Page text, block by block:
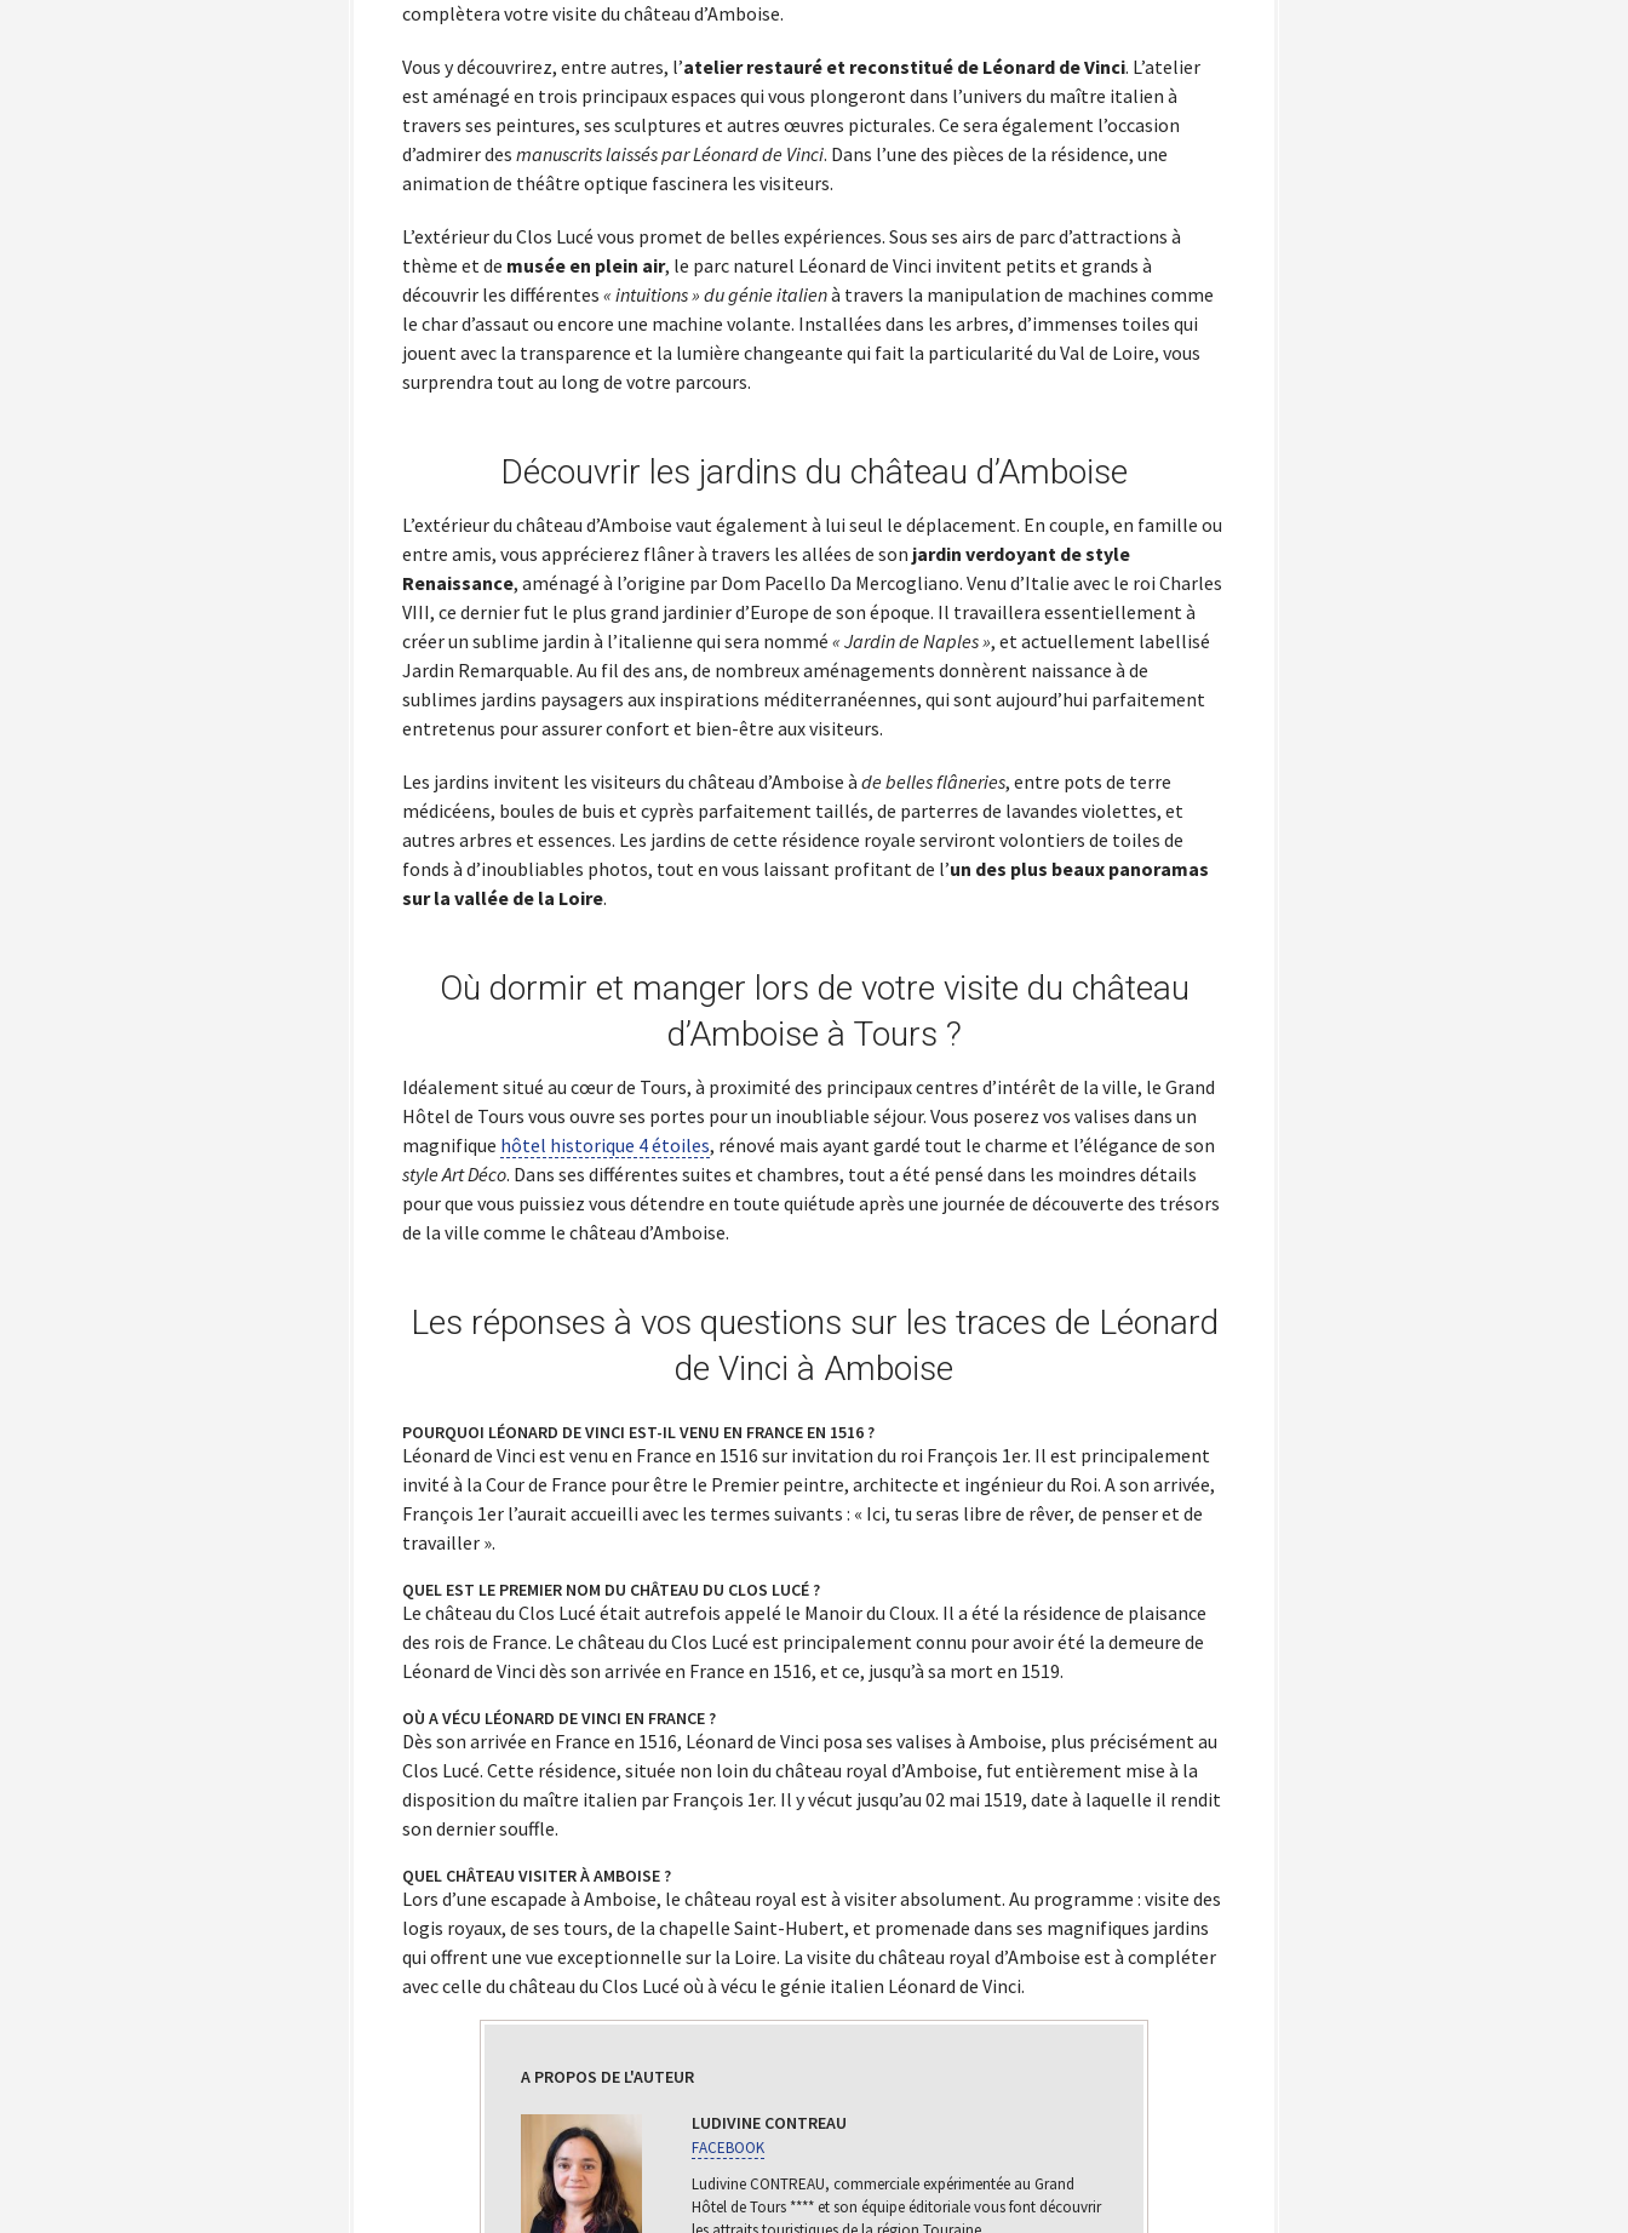
complètera votre visite du château d’Amboise.
Vous y découvrirez, entre autres, l’atelier restauré et reconstitué de Léonard de Vinci. L’atelier
est aménagé en trois principaux espaces qui vous plongeront dans l’univers du maître italien à
travers ses peintures, ses sculptures et autres œuvres picturales. Ce sera également l’occasion
d’admirer des manuscrits laissés par Léonard de Vinci. Dans l’une des pièces de la résidence, une
animation de théâtre optique fascinera les visiteurs.
L’extérieur du Clos Lucé vous promet de belles expériences. Sous ses airs de parc d’attractions à
thème et de musée en plein air, le parc naturel Léonard de Vinci invitent petits et grands à
découvrir les différentes « intuitions » du génie italienà travers la manipulation de machines comme
le char d’assaut ou encore une machine volante. Installées dans les arbres, d’immenses toiles qui
jouent avec la transparence et la lumière changeante qui fait la particularité du Val de Loire, vous
surprendra tout au long de votre parcours.
Découvrir les jardins du château d’Amboise
L’extérieur du château d’Amboise vaut également à lui seul le déplacement. En couple, en famille ou
entre amis, vous apprécierez flâner à travers les allées de son jardin verdoyant de style
Renaissance, aménagé à l’origine par Dom Pacello Da Mercogliano. Venu d’Italie avec le roi Charles
VIII, ce dernier fut le plus grand jardinier d’Europe de son époque. Il travaillera essentiellement à
créer un sublime jardin à l’italienne qui sera nommé « Jardin de Naples », et actuellement labellisé
Jardin Remarquable. Au fil des ans, de nombreux aménagements donnèrent naissance à de
sublimes jardins paysagers aux inspirations méditerranéennes, qui sont aujourd’hui parfaitement
entretenus pour assurer confort et bien-être aux visiteurs.
Les jardins invitent les visiteurs du château d’Amboise à de belles flâneries, entre pots de terre
médicéens, boules de buis et cyprès parfaitement taillés, de parterres de lavandes violettes, et
autres arbres et essences. Les jardins de cette résidence royale serviront volontiers de toiles de
fonds à d’inoubliables photos, tout en vous laissant profitant de l’un des plus beaux panoramas
sur la vallée de la Loire.
Où dormir et manger lors de votre visite du château
d’Amboise à Tours ?
Idéalement situé au cœur de Tours, à proximité des principaux centres d’intérêt de la ville, le Grand
Hôtel de Tours vous ouvre ses portes pour un inoubliable séjour. Vous poserez vos valises dans un
magnifique hôtel historique 4 étoiles, rénové mais ayant gardé tout le charme et l’élégance de son
style Art Déco. Dans ses différentes suites et chambres, tout a été pensé dans les moindres détails
pour que vous puissiez vous détendre en toute quiétude après une journée de découverte des trésors
de la ville comme le château d’Amboise.
Les réponses à vos questions sur les traces de Léonard
de Vinci à Amboise
POURQUOI LÉONARD DE VINCI EST-IL VENU EN FRANCE EN 1516 ?
Léonard de Vinci est venu en France en 1516 sur invitation du roi François 1er. Il est principalement
invité à la Cour de France pour être le Premier peintre, architecte et ingénieur du Roi. A son arrivée,
François 1er l’aurait accueilli avec les termes suivants : « Ici, tu seras libre de rêver, de penser et de
travailler ».
QUEL EST LE PREMIER NOM DU CHÂTEAU DU CLOS LUCÉ ?
Le château du Clos Lucé était autrefois appelé le Manoir du Cloux. Il a été la résidence de plaisance
des rois de France. Le château du Clos Lucé est principalement connu pour avoir été la demeure de
Léonard de Vinci dès son arrivée en France en 1516, et ce, jusqu’à sa mort en 1519.
OÙ A VÉCU LÉONARD DE VINCI EN FRANCE ?
Dès son arrivée en France en 1516, Léonard de Vinci posa ses valises à Amboise, plus précisément au
Clos Lucé. Cette résidence, située non loin du château royal d’Amboise, fut entièrement mise à la
disposition du maître italien par François 1er. Il y vécut jusqu’au 02 mai 1519, date à laquelle il rendit
son dernier souffle.
QUEL CHÂTEAU VISITER À AMBOISE ?
Lors d’une escapade à Amboise, le château royal est à visiter absolument. Au programme : visite des
logis royaux, de ses tours, de la chapelle Saint-Hubert, et promenade dans ses magnifiques jardins
qui offrent une vue exceptionnelle sur la Loire. La visite du château royal d’Amboise est à compléter
avec celle du château du Clos Lucé où à vécu le génie italien Léonard de Vinci.
A PROPOS DE L'AUTEUR
LUDIVINE CONTREAU
FACEBOOK
Ludivine CONTREAU, commerciale expérimentée au Grand
Hôtel de Tours **** et son équipe éditoriale vous font découvrir